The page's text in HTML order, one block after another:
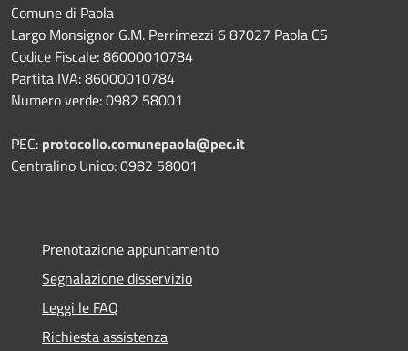
Comune di Paola
Largo Monsignor G.M. Perrimezzi 6 87027 Paola CS
Codice Fiscale: 86000010784
Partita IVA: 86000010784
Numero verde: 0982 58001
PEC: protocollo.comunepaola@pec.it
Centralino Unico: 0982 58001
Prenotazione appuntamento
Segnalazione disservizio
Leggi le FAQ
Richiesta assistenza